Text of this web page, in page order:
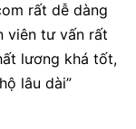
rất dễ dàng
viên tư vấn rất
lương khá tốt,
lâu dài”